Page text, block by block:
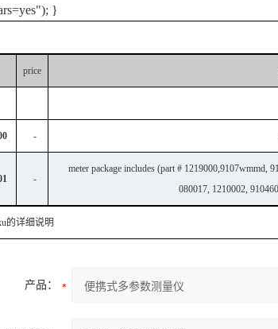
}
price
-
-
meter package includes (part # 1219000,9107wmmd,
080017, 1210002,
的详细说明
产品：